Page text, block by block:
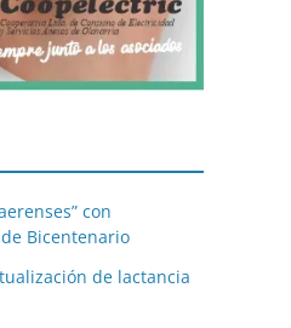
con
Bicentenario
de lactancia